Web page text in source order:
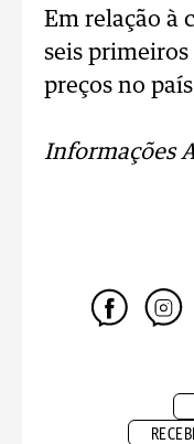
Em relação à
seis primeiros
preços no
Informações